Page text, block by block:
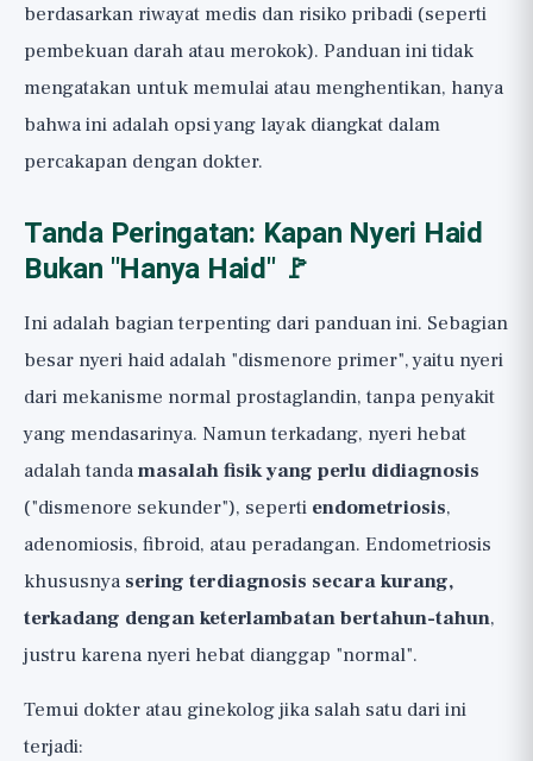
berdasarkan riwayat medis dan risiko pribadi (seperti
pembekuan darah atau merokok). Panduan ini tidak
mengatakan untuk memulai atau menghentikan, hanya
bahwa ini adalah opsi yang layak diangkat dalam
percakapan dengan dokter.
Tanda Peringatan: Kapan Nyeri Haid
Bukan "Hanya Haid" 🚩
Ini adalah bagian terpenting dari panduan ini. Sebagian
besar nyeri haid adalah "dismenore primer", yaitu nyeri
dari mekanisme normal prostaglandin, tanpa penyakit
yang mendasarinya. Namun terkadang, nyeri hebat
adalah tandamasalah fisik yang perlu didiagnosis
("dismenore sekunder"), seperti endometriosis,
adenomiosis, fibroid, atau peradangan. Endometriosis
khususnya sering terdiagnosis secara kurang,
terkadang dengan keterlambatan bertahun-tahun,
justru karena nyeri hebat dianggap "normal".
Temui dokter atau ginekolog jika salah satu dari ini
terjadi: